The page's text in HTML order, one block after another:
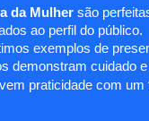
da Mulher são
ao perfil do público.
exemplos de
demonstram cuidado e
praticidade com um